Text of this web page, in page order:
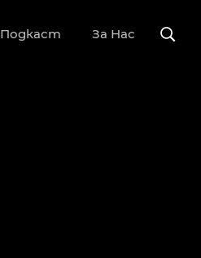
Подкаст За Нас